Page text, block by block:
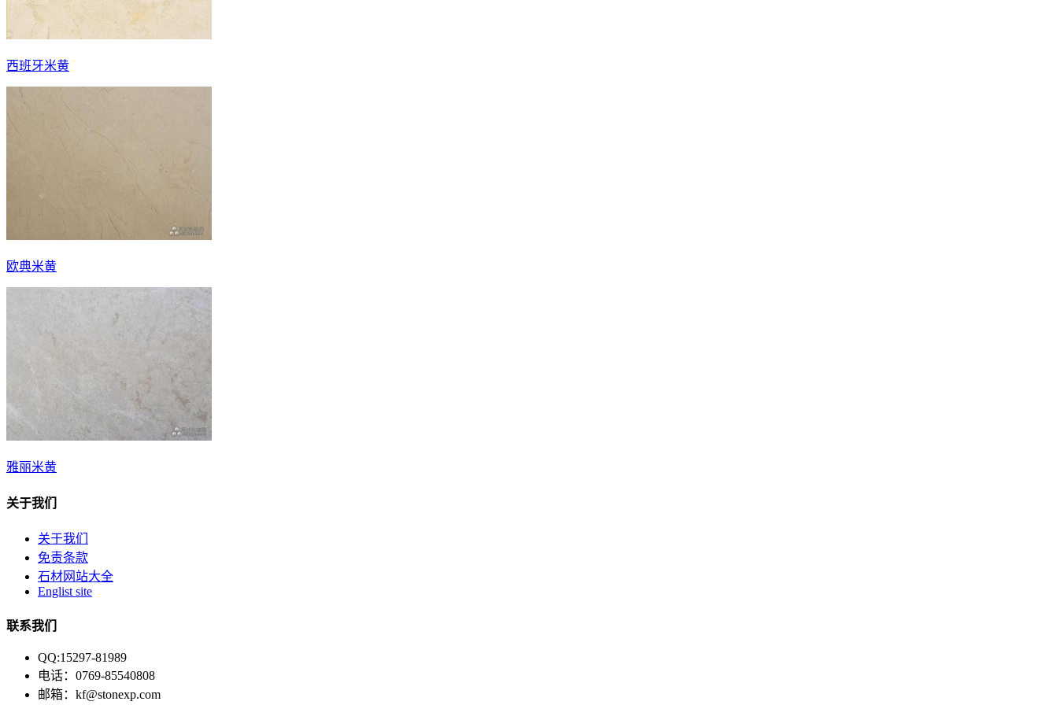
西班牙米黄
欧典米黄
雅丽米黄
关于我们
关于我们
免责条款
石材网站大全
Englist site
联系我们
QQ:15297-81989
电话：0769-85540808
邮箱：kf@stonexp.com